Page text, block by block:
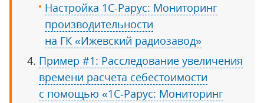
Настройка 1С-Рарус: Мониторинг
производительности
на ГК «Ижевский радиозавод»
Пример #1: Расследование увеличения
времени расчета себестоимости
с помощью «1С‑Рарус: Мониторинг